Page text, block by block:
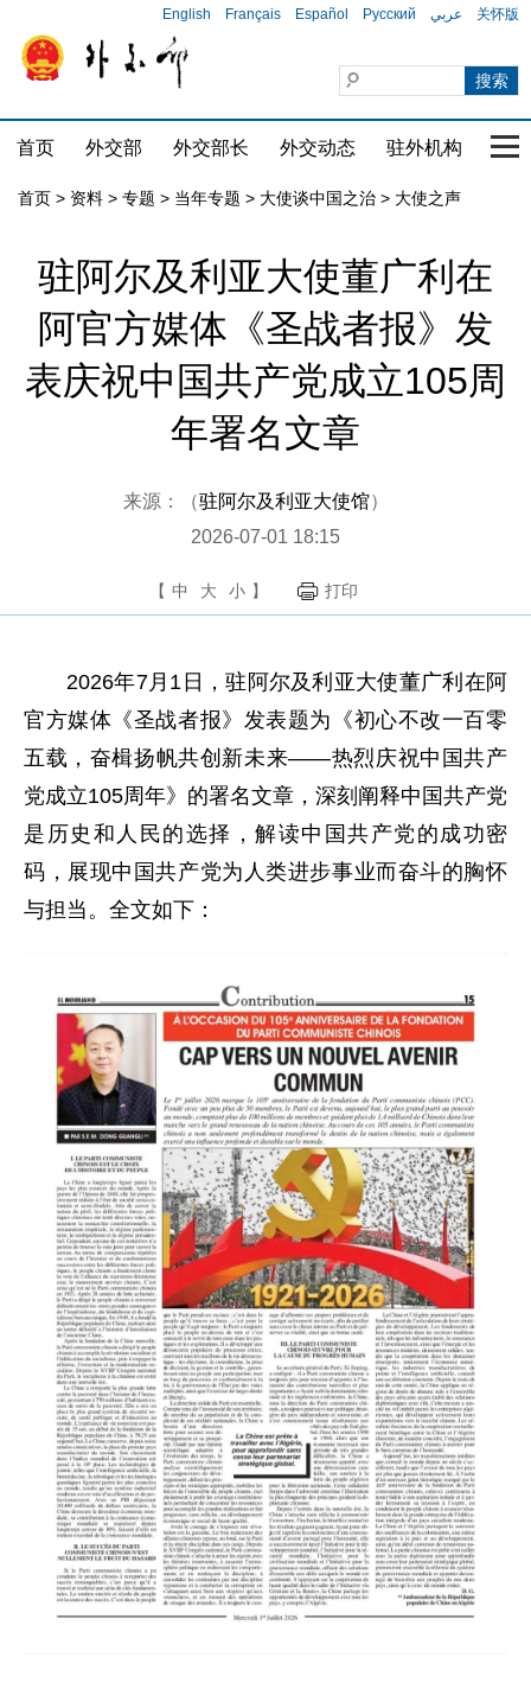
English Français Español Русский عربي 关怀版
首页 外交部 外交部长 外交动态 驻外机构 国
首页 > 资料 > 专题 > 当年专题 > 大使谈中国之治 > 大使之声
驻阿尔及利亚大使董广利在
阿官方媒体《圣战者报》发
表庆祝中国共产党成立105周
年署名文章
来源：（驻阿尔及利亚大使馆）
2026-07-01 18:15
【 中 大 小 】 打印
2026年7月1日，驻阿尔及利亚大使董广利在阿
官方媒体《圣战者报》发表题为《初心不改一百零
五载，奋楫扬帆共创新未来——热烈庆祝中国共产
党成立105周年》的署名文章，深刻阐释中国共产党
是历史和人民的选择，解读中国共产党的成功密
码，展现中国共产党为人类进步事业而奋斗的胸怀
与担当。全文如下：